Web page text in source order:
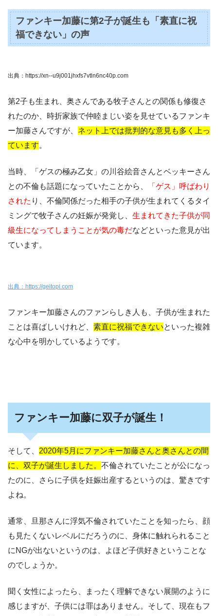
ファンキー加藤に第2子が誕生も「素直に祝
福できない」の声
出典：https://xn--u9j001jhxfs7vtln6nc40p.com
第2子も生まれ、奥さんである牧子さんとの関係も修復さ
れたのか、時折家族で仲睦まじい姿を見せているファンキ
ー加藤さんですが、 ネット上では批判的な意見も多く上っ
ています。
当時、「ゲスの極み乙女」の川谷絵音さんとベッキーさん
との不倫も話題になっていたことから、
「ゲス」呼ばわり
された り、不倫関係だった相手の子供が生まれてくるタイ
ミングで牧子さんの妊娠が発覚し、 生まれてきた子供が同
級生になってしまうことが気の毒だなどといった意見が出
ています。
出典：https://geitopi.com
ファンキー加藤さんのファンらしき人も、子供が生まれた
ことは喜ばしいけれど、 素直に祝福できないといった複雑
な心中を明かしているようです。
ファンキー加藤に双子が誕生！
そして、 2020年5月にファンキー加藤さんと奥さんとの間
に、双子が誕生しました。 不倫されていたことが公になっ
たのに、さらに子供を妊娠出産するというのは、驚きです
よね。
通常、旦那さんに浮気不倫されていたことを知ったら、顔
も見たくないレベルにだろうのに、身体に触れられること
にNGが出ないというのは、よほど子供好きということな
のでしょうか。
聞く女性によったら、まったく理解できない展開のように
感じますが、子供には罪はありません。そして、現在もフ